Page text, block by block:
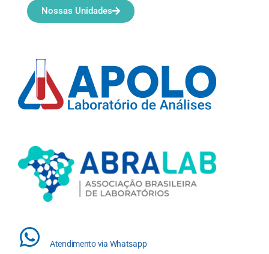
Atendimento via Whatsapp
Nossas Unidades